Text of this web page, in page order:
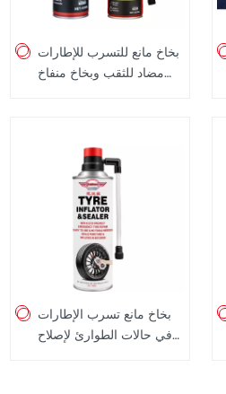
بخاخ مانع للتسرب للإطارات
مضاد للثقب وبخاخ منفاخ
بخاخ مانع تسرب الإطارات
في حالات الطوارئ لإصلاح